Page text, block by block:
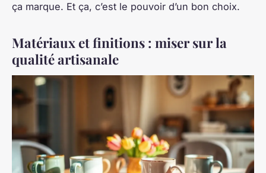
ça marque. Et ça, c’est le pouvoir d’un bon choix.
Matériaux et finitions : miser sur la
qualité artisanale